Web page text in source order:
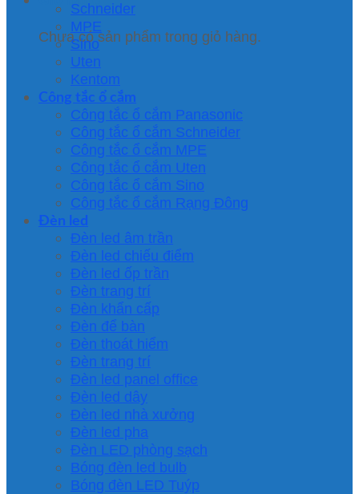
Chưa có sản phẩm trong giỏ hàng.
Schneider
MPE
Sino
Uten
Kentom
Công tắc ổ cắm
Công tắc ổ cắm Panasonic
Công tắc ổ cắm Schneider
Công tắc ổ cắm MPE
Công tắc ổ cắm Uten
Công tắc ổ cắm Sino
Công tắc ổ cắm Rạng Đông
Đèn led
Đèn led âm trần
Đèn led chiếu điểm
Đèn led ốp trần
Đèn trang trí
Đèn khẩn cấp
Đèn để bàn
Đèn thoát hiểm
Đèn trang trí
Đèn led panel office
Đèn led dây
Đèn led nhà xưởng
Đèn led pha
Đèn LED phòng sạch
Bóng đèn led bulb
Bóng đèn LED Tuýp